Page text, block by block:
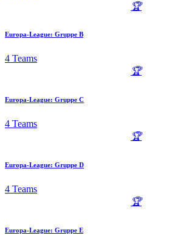
🏆
Europa-League: Gruppe B
4 Teams
🏆
Europa-League: Gruppe C
4 Teams
🏆
Europa-League: Gruppe D
4 Teams
🏆
Europa-League: Gruppe E